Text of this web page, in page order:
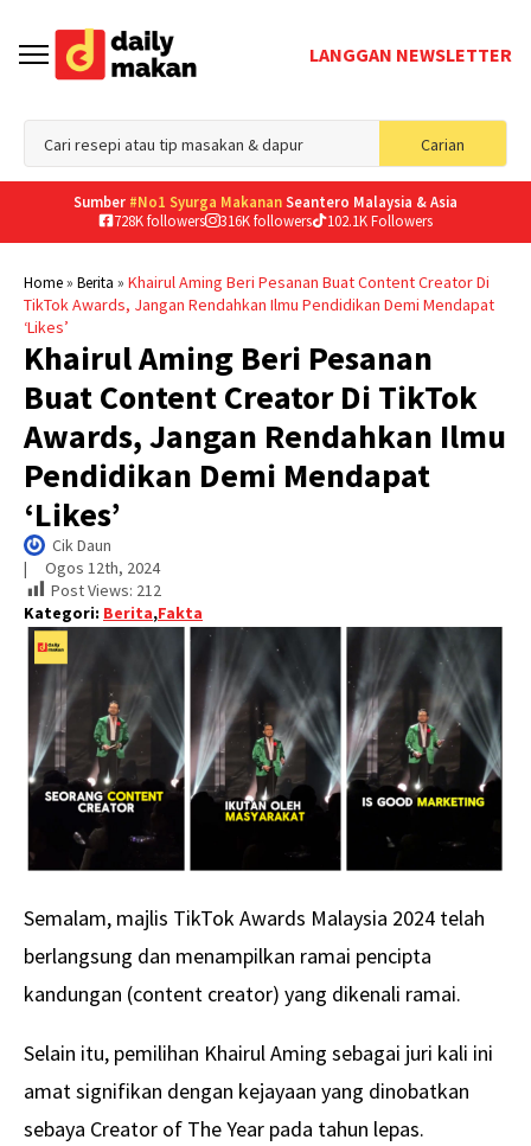
LANGGAN NEWSLETTER
Carian
for:
Sumber #No1 Syurga MakananSeantero Malaysia & Asia
728K followers
316K followers 102.1K Followers
Home» Berita » Khairul Aming Beri Pesanan Buat Content Creator Di
TikTok Awards, Jangan Rendahkan Ilmu Pendidikan Demi Mendapat
‘Likes’
Khairul Aming Beri Pesanan
Buat Content Creator Di TikTok
Awards, Jangan Rendahkan Ilmu
Pendidikan Demi Mendapat
‘Likes’
Cik Daun
| Ogos 12th, 2024
Post Views: 212
Kategori: Berita,Fakta
Semalam, majlis TikTok Awards Malaysia 2024 telah
berlangsung dan menampilkan ramai pencipta
kandungan (content creator) yang dikenali ramai.
Selain itu, pemilihan Khairul Aming sebagai juri kali ini
amat signifikan dengan kejayaan yang dinobatkan
sebaya Creator of The Year pada tahun lepas.